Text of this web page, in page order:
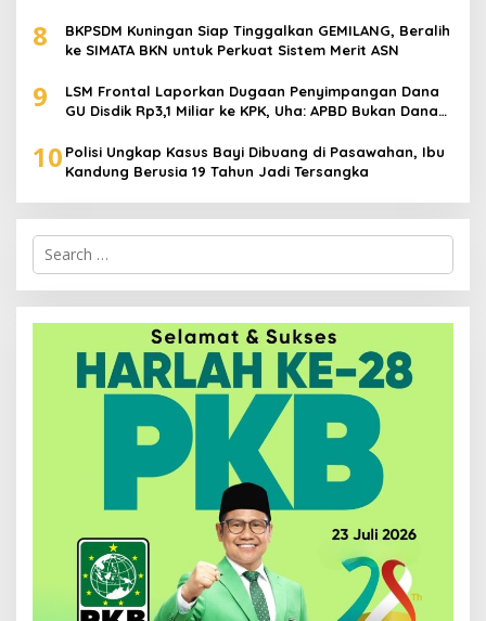
8
BKPSDM Kuningan Siap Tinggalkan GEMILANG, Beralih
ke SIMATA BKN untuk Perkuat Sistem Merit ASN
9
LSM Frontal Laporkan Dugaan Penyimpangan Dana
GU Disdik Rp3,1 Miliar ke KPK, Uha: APBD Bukan Dana
10 Polisi Ungkap Kasus Bayi Dibuang di Pasawahan, Ibu
Kandung Berusia 19 Tahun Jadi Tersangka
Search
for: